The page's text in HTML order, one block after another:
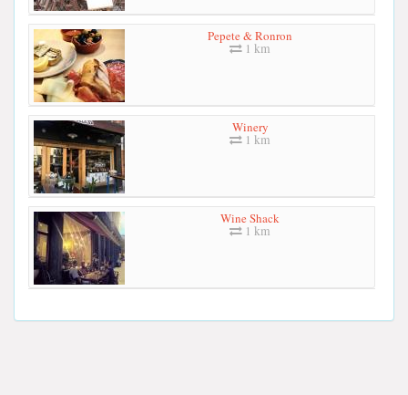
Pepete & Ronron
1 km
Winery
1 km
Wine Shack
1 km